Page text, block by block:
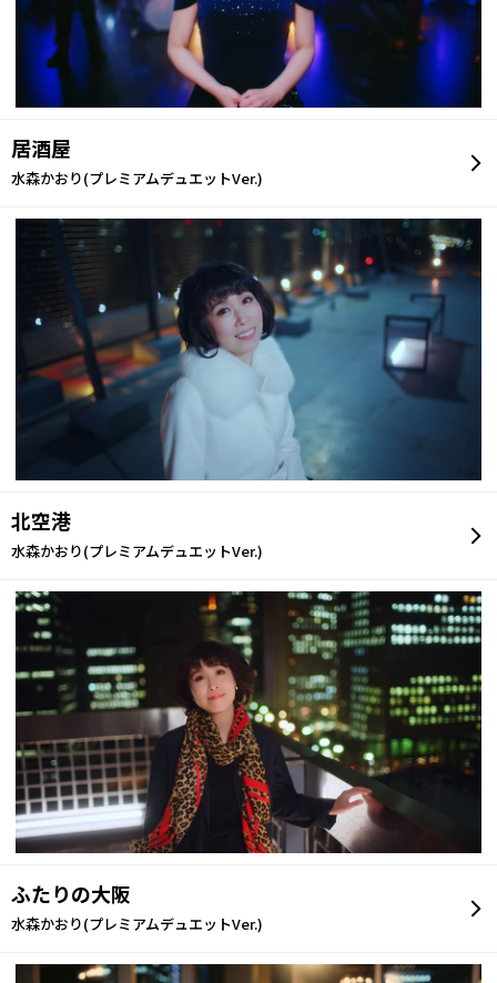
居酒屋
水森かおり(プレミアムデュエットVer.)
北空港
水森かおり(プレミアムデュエットVer.)
ふたりの大阪
水森かおり(プレミアムデュエットVer.)